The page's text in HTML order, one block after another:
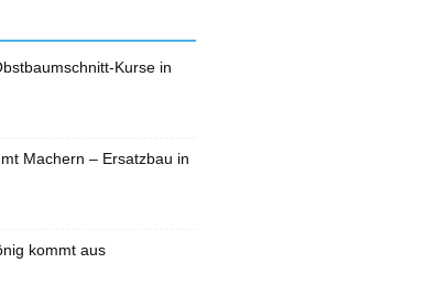
Kurse in
Machern – Ersatzbau in
kommt aus